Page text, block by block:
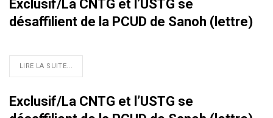
Exclusif/La CNTG et l’USTG se
désaffilient de la PCUD de Sanoh (lettre)
LIRE LA SUITE...
Exclusif/La CNTG et l’USTG se